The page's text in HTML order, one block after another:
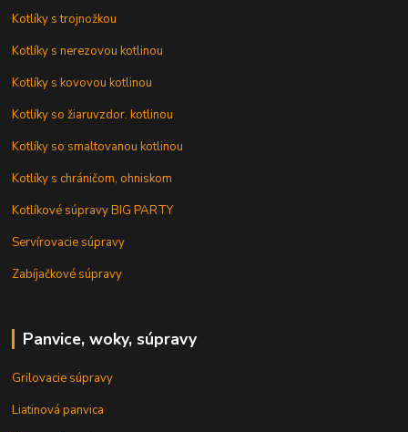
Kotlíky s trojnožkou
Kotlíky s nerezovou kotlinou
Kotlíky s kovovou kotlinou
Kotlíky so žiaruvzdor. kotlinou
Kotlíky so smaltovanou kotlinou
Kotlíky s chráničom, ohniskom
Kotlíkové súpravy BIG PARTY
Servírovacie súpravy
Zabíjačkové súpravy
Panvice, woky, súpravy
Grilovacie súpravy
Liatinová panvica